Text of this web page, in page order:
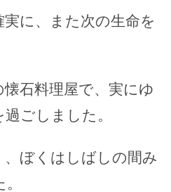
に、また次の生命を
石料理屋で、実にゆ
ごしました。
ぼくはしばしの間み